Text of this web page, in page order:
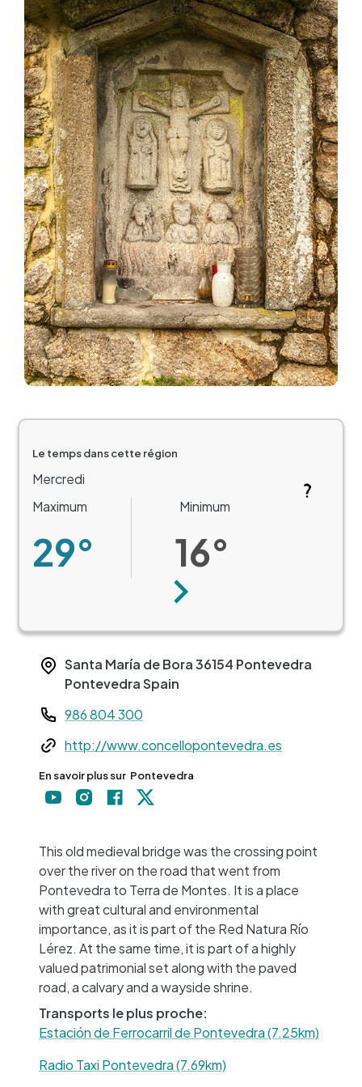
Le temps dans cette région
Mercredi
Maximum
29°
Minimum
16°
Suivant
Santa María de Bora36154 Pontevedra
PontevedraSpain
Teléfono
986 804 300
Webhttp://www.concellopontevedra.es
En savoir plus sur Pontevedra
This old medieval bridge was the crossing point
over the river on the road that went from
Pontevedra to Terra de Montes. It is a place
with great cultural and environmental
importance, as it is part of the Red Natura Río
Lérez. At the same time, it is part of a highly
valued patrimonial set along with the paved
road, a calvary and a wayside shrine.
Transports le plus proche:
Estación de Ferrocarril de Pontevedra (7.25km)
Radio Taxi Pontevedra (7.69km)